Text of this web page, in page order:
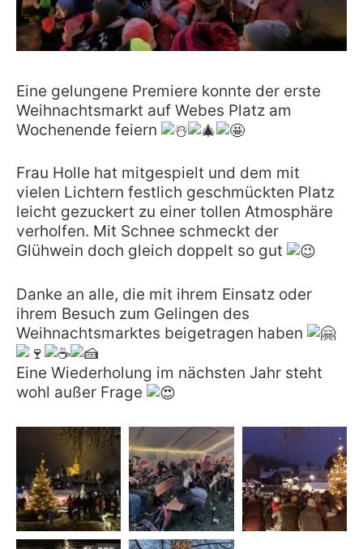
Eine gelungene Premiere konnte der erste
Weihnachtsmarkt auf Webes Platz am
Wochenende feiern
Frau Holle hat mitgespielt und dem mit
vielen Lichtern festlich geschmückten Platz
leicht gezuckert zu einer tollen Atmosphäre
verholfen. Mit Schnee schmeckt der
Glühwein doch gleich doppelt so gut
Danke an alle, die mit ihrem Einsatz oder
ihrem Besuch zum Gelingen des
Weihnachtsmarktes beigetragen haben
Eine Wiederholung im nächsten Jahr steht
wohl außer Frage